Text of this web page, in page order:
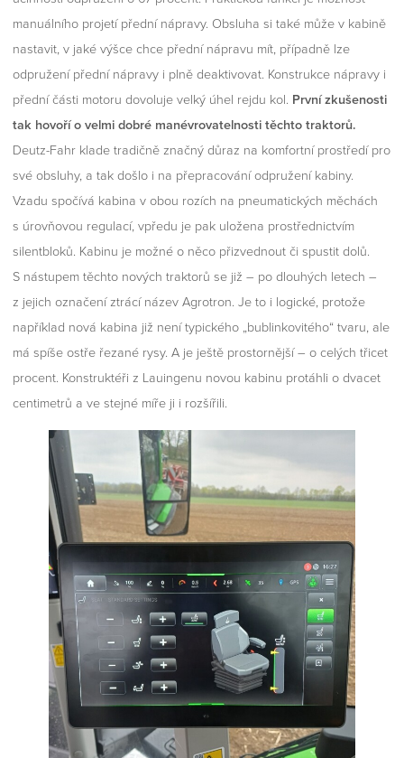
manuálního projetí přední nápravy. Obsluha si také může v kabině
nastavit, v jaké výšce chce přední nápravu mít, případně lze
odpružení přední nápravy i plně deaktivovat. Konstrukce nápravy i
přední části motoru dovoluje velký úhel rejdu kol. První zkušenosti
tak hovoří o velmi dobré manévrovatelnosti těchto traktorů.
Deutz-Fahr klade tradičně značný důraz na komfortní prostředí pro
své obsluhy, a tak došlo i na přepracování odpružení kabiny.
Vzadu spočívá kabina v obou rozích na pneumatických měchách
s úrovňovou regulací, vpředu je pak uložena prostřednictvím
silentbloků. Kabinu je možné o něco přizvednout či spustit dolů.
S nástupem těchto nových traktorů se již – po dlouhých letech –
z jejich označení ztrácí název Agrotron. Je to i logické, protože
například nová kabina již není typického „bublinkovitého“ tvaru, ale
má spíše ostře řezané rysy. A je ještě prostornější – o celých třicet
procent. Konstruktéři z Lauingenu novou kabinu protáhli o dvacet
centimetrů a ve stejné míře ji i rozšířili.